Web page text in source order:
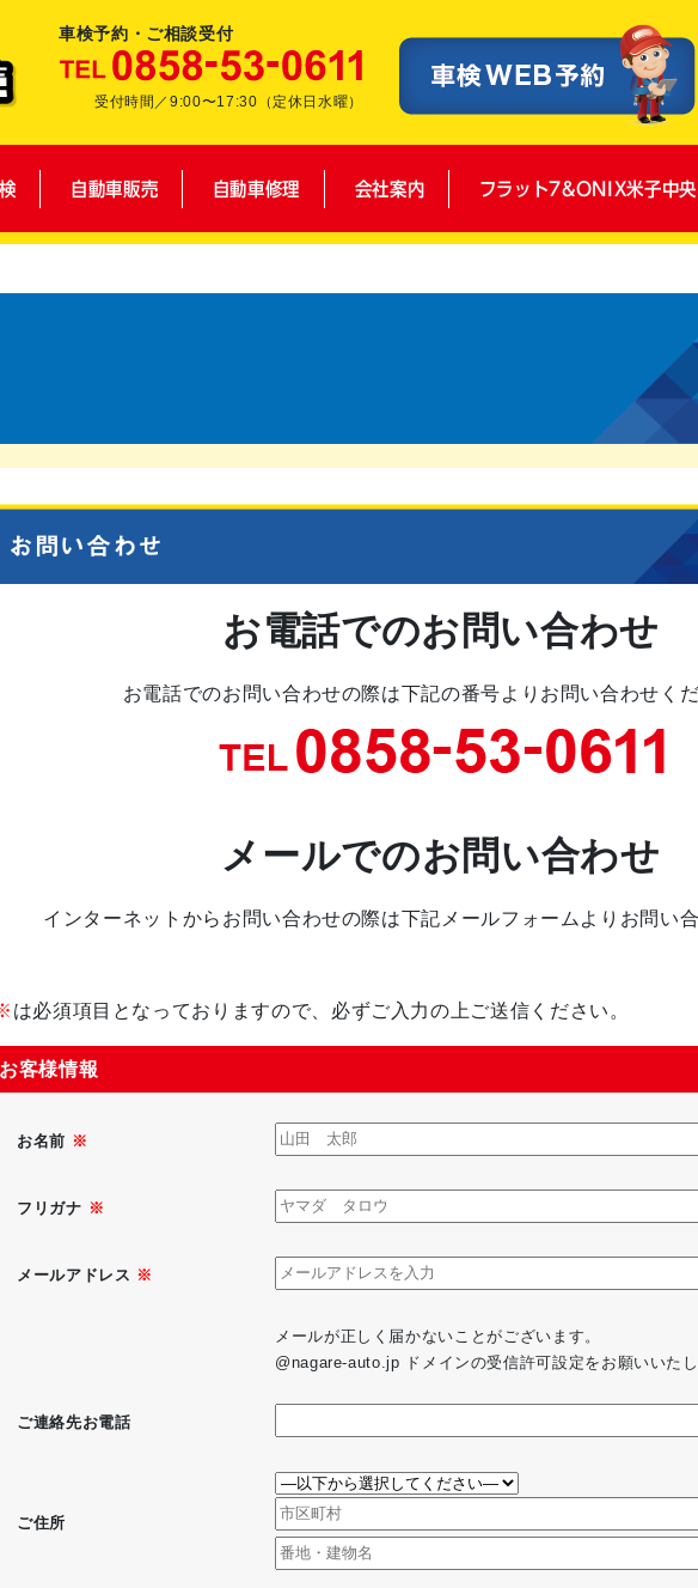
車検予約・ご相談受付
受付時間／9:00〜17:30（定休日水曜）
自動車販売 自動車修理 会社案内 フラット7&ONIX米子中央
お問い合わせ
お電話でのお問い合わせ
お電話でのお問い合わせの際は下記の番号よりお問い合わせくだ
メールでのお問い合わせ
インターネットからお問い合わせの際は下記メールフォームよりお問い合
は必須項目となっておりますので、必ずご入力の上ご送信ください。
お客様情報
お名前 ※
フリガナ ※
メールアドレス ※
メールが正しく届かないことがございます。
@nagare-auto.jp ドメインの受信許可設定をお願いいたし
ご連絡先お電話
ご住所